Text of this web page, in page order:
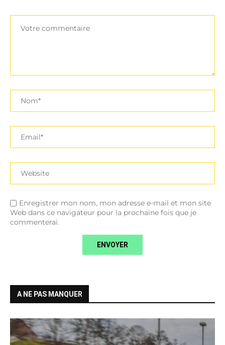
Enregistrer mon nom, mon adresse e-mail et mon site
Web dans ce navigateur pour la prochaine fois que je
commenterai.
A NE PAS MANQUER